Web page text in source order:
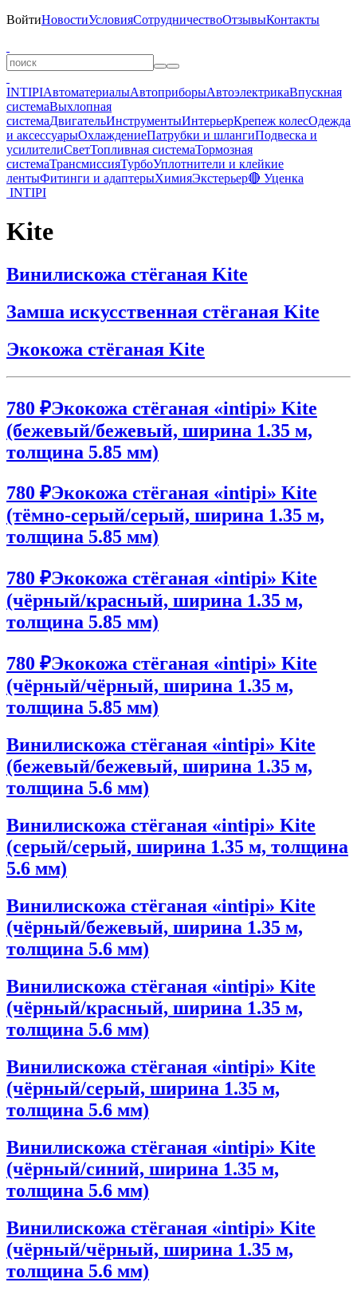
ВойтиНовостиУсловияСотрудничествоОтзывыКонтакты
INTIPIАвтоматериалыАвтоприборыАвтоэлектрикаВпускная
системаВыхлопная
системаДвигательИнструментыИнтерьерКрепеж колесОдежда
и аксессуарыОхлаждениеПатрубки и шлангиПодвеска и
усилителиСветТопливная системаТормозная
системаТрансмиссияТурбоУплотнители и клейкие
лентыФитинги и адаптерыХимияЭкстерьер🔴 Уценка
INTIPI
Kite
Винилискожа стёганая Kite
Замша искусственная стёганая Kite
Экокожа стёганая Kite
780 ₽Экокожа стёганая «intipi» Kite
(бежевый/бежевый, ширина 1.35 м,
толщина 5.85 мм)
780 ₽Экокожа стёганая «intipi» Kite
(тёмно-серый/серый, ширина 1.35 м,
толщина 5.85 мм)
780 ₽Экокожа стёганая «intipi» Kite
(чёрный/красный, ширина 1.35 м,
толщина 5.85 мм)
780 ₽Экокожа стёганая «intipi» Kite
(чёрный/чёрный, ширина 1.35 м,
толщина 5.85 мм)
Винилискожа стёганая «intipi» Kite
(бежевый/бежевый, ширина 1.35 м,
толщина 5.6 мм)
Винилискожа стёганая «intipi» Kite
(серый/серый, ширина 1.35 м, толщина
5.6 мм)
Винилискожа стёганая «intipi» Kite
(чёрный/бежевый, ширина 1.35 м,
толщина 5.6 мм)
Винилискожа стёганая «intipi» Kite
(чёрный/красный, ширина 1.35 м,
толщина 5.6 мм)
Винилискожа стёганая «intipi» Kite
(чёрный/серый, ширина 1.35 м,
толщина 5.6 мм)
Винилискожа стёганая «intipi» Kite
(чёрный/синий, ширина 1.35 м,
толщина 5.6 мм)
Винилискожа стёганая «intipi» Kite
(чёрный/чёрный, ширина 1.35 м,
толщина 5.6 мм)